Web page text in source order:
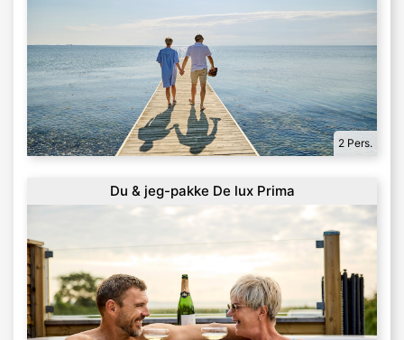
2 Pers.
Du & jeg-pakke De lux Prima